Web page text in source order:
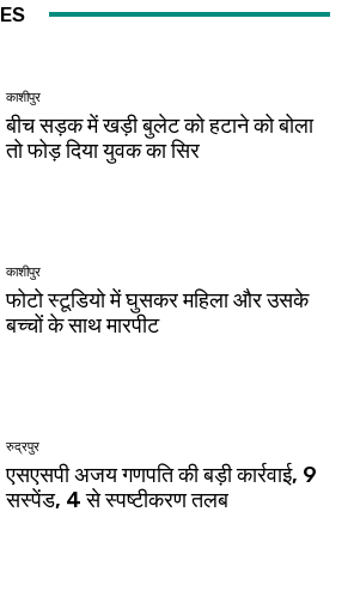
काशीपुर
बीच सड़क में खड़ी बुलेट को हटाने को बोला
तो फोड़ दिया युवक का सिर
काशीपुर
फोटो स्टूडियो में घुसकर महिला और उसके
बच्चों के साथ मारपीट
रुद्रपुर
एसएसपी अजय गणपति की बड़ी कार्रवाई, 9
सस्पेंड, 4 से स्पष्टीकरण तलब